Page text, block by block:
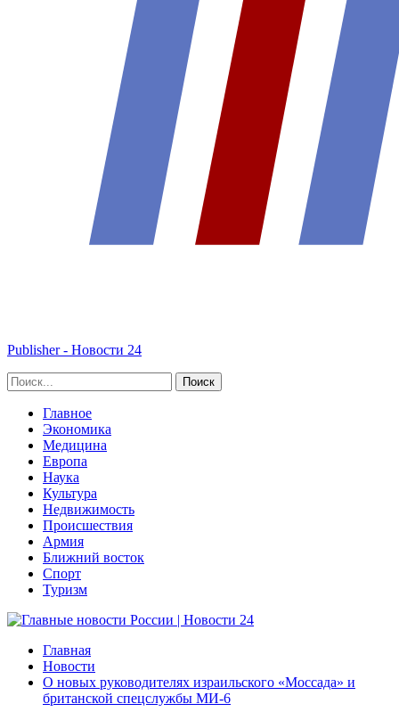
Publisher - Новости 24
Главное
Экономика
Медицина
Европа
Наука
Культура
Недвижимость
Происшествия
Армия
Ближний восток
Спорт
Туризм
Главная
Новости
О новых руководителях израильского «Моссада» и
британской спецслужбы МИ-6